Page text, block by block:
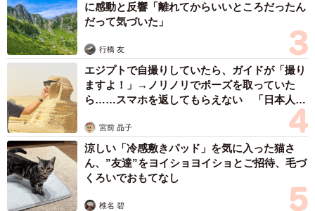
リットルさん：福井市内にある農作物直売所です。よく行
きます。旬の作物が安く手に入るのでおすすめです。
――「ネットミーム」について、具体的にどんなものを思
い浮かべたのでしょうか？
リットルさん：「カニ」の写真に「ウニ」「Tako」という
テロップを入れた画像を思い浮かべました。古くから馴染
みのあるネットミームで、水菜の袋に入ったトウモロコシ
にそれを連想しました。
に感動と反響「離れてからいいところだったん
だって気づいた」
行橋 友
エジプトで自撮りしていたら、ガイドが「撮り
ますよ！」→ノリノリでポーズを取っていた
ら……スマホを返してもらえない 「日本人は
カモ代表かも」「私は6時間で3万円払った」
宮前 晶子
涼しい「冷感敷きパッド」を気に入った猫さ
ん、”友達”をヨイショヨイショとご招待、毛づ
くろいでおもてなし
椎名 碧